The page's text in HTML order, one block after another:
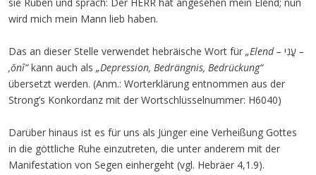
wird mich mein Mann lieb haben.
Das an dieser Stelle verwendet hebräische Wort für „Elend – עֳנִי –
‚ŏnî“kann auch als „Depression, Bedrängnis, Bedrückung“
übersetzt werden. (Anm.: Worterklärung entnommen aus der
Strong’s Konkordanz mit der Wortschlüsselnummer: H6040)
Darüber hinaus ist es für uns als Jünger eine Verheißung Gottes
in die göttliche Ruhe einzutreten, die unter anderem mit der
Manifestation von Segen einhergeht (vgl. Hebräer 4,1.9).